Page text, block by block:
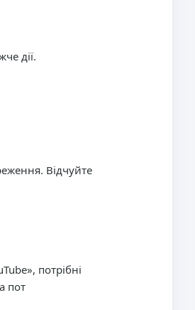
дії.
Відчуйте
потрібні
пот